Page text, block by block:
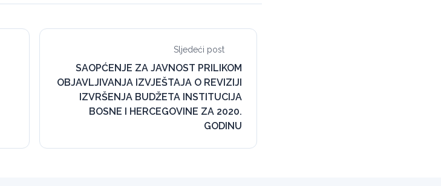
Sljedeći post
SAOPĆENJE ZA JAVNOST PRILIKOM
OBJAVLJIVANJA IZVJEŠTAJA O REVIZIJI
IZVRŠENJA BUDŽETA INSTITUCIJA
BOSNE I HERCEGOVINE ZA 2020.
GODINU